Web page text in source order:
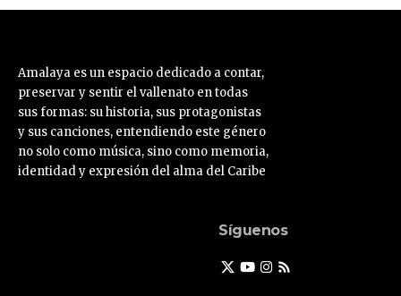
Amalaya es un espacio dedicado a contar,
preservar y sentir el vallenato en todas
sus formas: su historia, sus protagonistas
y sus canciones, entendiendo este género
no solo como música, sino como memoria,
identidad y expresión del alma del Caribe
Síguenos